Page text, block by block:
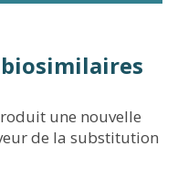
une nouvelle
de la substitution